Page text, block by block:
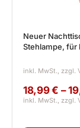
Neuer
Stehlampe,
18,99 € –